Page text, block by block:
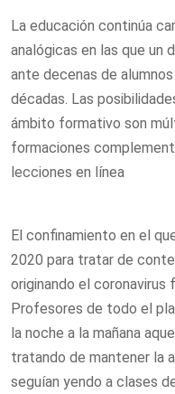
La educación continúa
analógicas en las que un
ante decenas de
décadas. Las
ámbito formativo son
formaciones
lecciones en línea
El confinamiento en el
2020 para tratar de
originando el coronavirus
Profesores de todo el
la noche a la mañana
tratando de mantener la
seguían yendo a clases